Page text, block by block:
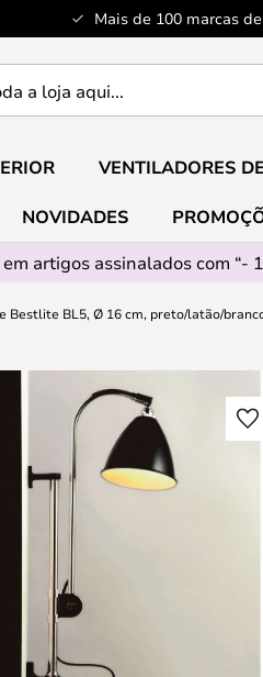
Mais de 100 marcas
VENTILADORES
NOVIDADES
artigos assinalados com “-
Bestlite BL5, Ø 16 cm, preto/latão/